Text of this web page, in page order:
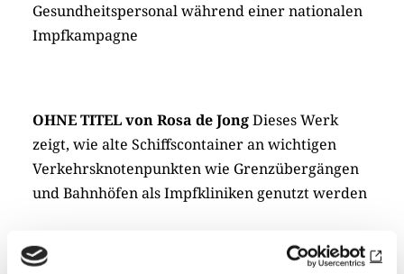
Gesundheits­personal während einer nationalen
Impfkampagne
OHNE TITEL von Rosa de JongDieses Werk
zeigt, wie alte Schiffscontainer an wichtigen
Verkehrsknotenpunkten wie Grenzübergängen
und Bahnhöfen als Impfkliniken genutzt werden